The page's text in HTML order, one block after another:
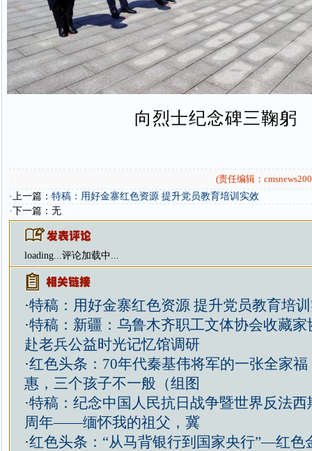
向烈士纪念碑三鞠躬
(责任编辑：
·上一篇： 特稿：用好金寨红色资源 提升党员教育培训实效
·下一篇：无
loading...评论加载中...
·特稿：用好金寨红色资源 提升党员教育培
·特稿：新疆：乌鲁木齐职工文体协会收藏家
赴老兵公益时光记忆馆调研
·红色头条：70年代秦基伟将军的一张全家
惠，三个孩子不一般（组图
·特稿：纪念中国人民抗日战争暨世界反法西
周年——缅怀我的祖父，冀
·红色头条：“从马背银行到国家央行”—红色